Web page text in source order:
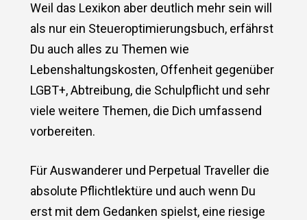
Weil das Lexikon aber deutlich mehr sein will
als nur ein Steueroptimierungsbuch, erfährst
Du auch alles zu Themen wie
Lebenshaltungskosten, Offenheit gegenüber
LGBT+, Abtreibung, die Schulpflicht und sehr
viele weitere Themen, die Dich umfassend
vorbereiten.
Für Auswanderer und Perpetual Traveller die
absolute Pflichtlektüre und auch wenn Du
erst mit dem Gedanken spielst, eine riesige